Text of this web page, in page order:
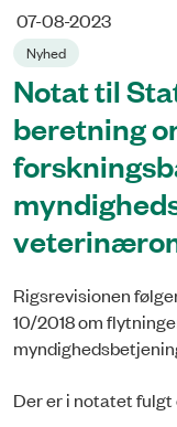
07-08-2023
Nyhed
Notat til
beretning
Rigsrevisionen
10/2018 om
Der er i notatet fulgt